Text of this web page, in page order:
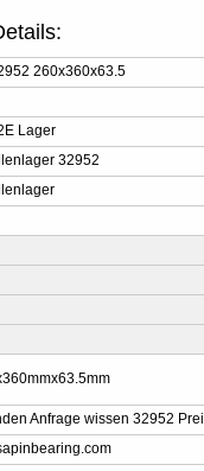
260x360x63.5
Lager
32952
Anfrage wissen 32952